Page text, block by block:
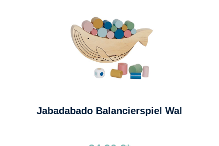
Jabadabado Balancierspiel Wal